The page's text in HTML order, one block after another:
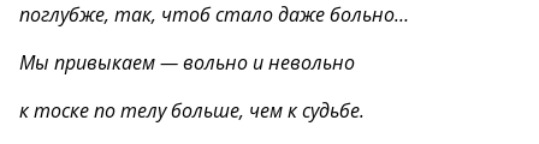
поглубже, так, чтоб стало даже больно…
Мы привыкаем — вольно и невольно
к тоске по телу больше, чем к судьбе.